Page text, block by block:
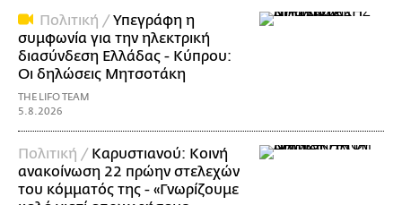
Πολιτική /Υπεγράφη η
συμφωνία για την ηλεκτρική
διασύνδεση Ελλάδας - Κύπρου:
Οι δηλώσεις Μητσοτάκη
THE LIFO TEAM
5.8.2026
Πολιτική / Καρυστιανού: Κοινή
ανακοίνωση 22 πρώην στελεχών
του κόμματός της - «Γνωρίζουμε